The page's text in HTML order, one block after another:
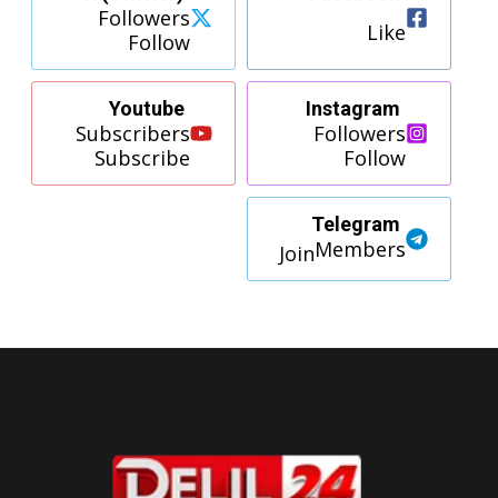
Like
Followers
Follow
Instagram
Followers
Follow
Youtube
Subscribers
Subscribe
Telegram
Members
Join